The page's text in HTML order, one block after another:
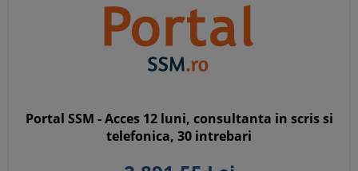
Portal SSM - Acces 12 luni, consultanta in scris si
telefonica, 30 intrebari